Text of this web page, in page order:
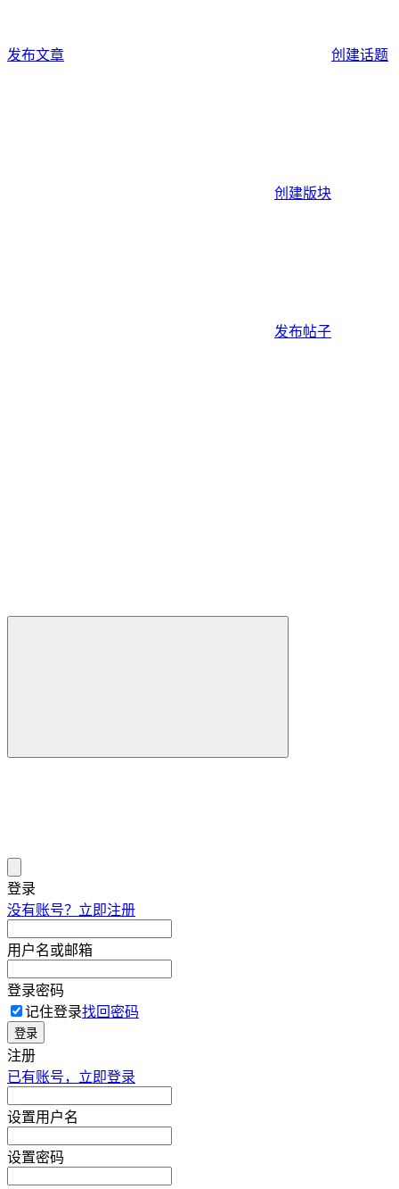
发布文章 创建话题
创建版块
发布帖子
登录
没有账号？立即注册
用户名或邮箱
登录密码
记住登录找回密码
登录
注册
已有账号，立即登录
设置用户名
设置密码